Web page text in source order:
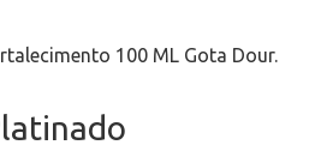
100 ML Gota Dour.